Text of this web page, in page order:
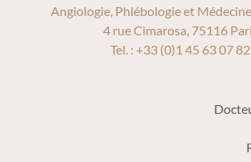
Angiologie, Phlébologie et
4 rue Cimarosa, 75116
Tel. : +33 (0)1 45 63 07 82